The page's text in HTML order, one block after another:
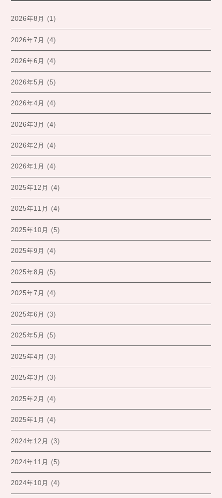
2026年8月 (1)
2026年7月 (4)
2026年6月 (4)
2026年5月 (5)
2026年4月 (4)
2026年3月 (4)
2026年2月 (4)
2026年1月 (4)
2025年12月 (4)
2025年11月 (4)
2025年10月 (5)
2025年9月 (4)
2025年8月 (5)
2025年7月 (4)
2025年6月 (3)
2025年5月 (5)
2025年4月 (3)
2025年3月 (3)
2025年2月 (4)
2025年1月 (4)
2024年12月 (3)
2024年11月 (5)
2024年10月 (4)